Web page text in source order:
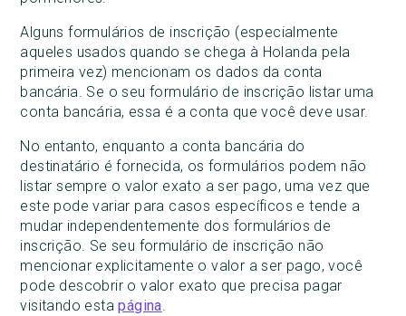
Alguns formulários de inscrição (especialmente
aqueles usados quando se chega à Holanda pela
primeira vez) mencionam os dados da conta
bancária. Se o seu formulário de inscrição listar uma
conta bancária, essa é a conta que você deve usar.
No entanto, enquanto a conta bancária do
destinatário é fornecida, os formulários podem não
listar sempre o valor exato a ser pago, uma vez que
este pode variar para casos específicos e tende a
mudar independentemente dos formulários de
inscrição. Se seu formulário de inscrição não
mencionar explicitamente o valor a ser pago, você
pode descobrir o valor exato que precisa pagar
visitando estapágina.